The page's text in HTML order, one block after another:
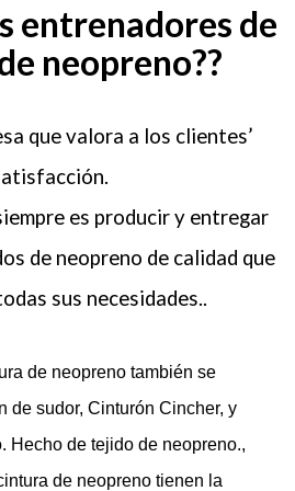
entrenadores de
neopreno??
que valora a los clientes’
es producir y entregar
de neopreno de calidad que
sus necesidades..
de neopreno también se
de sudor, Cinturón Cincher, y
Hecho de tejido de neopreno.,
de neopreno tienen la